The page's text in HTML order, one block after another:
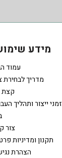
מידע
עמוד
מדריך לבחירת
קצת
זמני ייצור ותהליך
צור
תקנון ומדיניות
הצהרת